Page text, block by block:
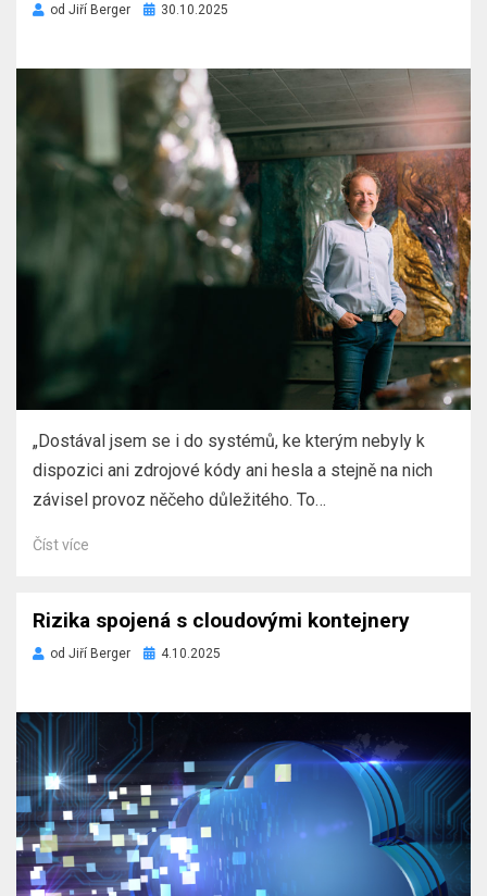
od Jiří Berger
Zveřejněno
30.10.2025
„Dostával jsem se i do systémů, ke kterým nebyly k
dispozici ani zdrojové kódy ani hesla a stejně na nich
závisel provoz něčeho důležitého. To…
Číst více
Rizika spojená s cloudovými kontejnery
od Jiří Berger
Zveřejněno
4.10.2025